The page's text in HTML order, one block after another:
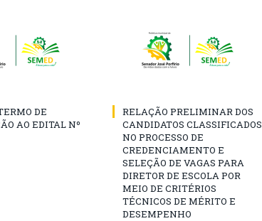
DE
AO EDITAL Nº
RELAÇÃO PRELIMINAR DOS
CANDIDATOS CLASSIFICADOS
NO PROCESSO DE
CREDENCIAMENTO E
SELEÇÃO DE VAGAS PARA
DIRETOR DE ESCOLA POR
MEIO DE CRITÉRIOS
TÉCNICOS DE MÉRITO E
DESEMPENHO